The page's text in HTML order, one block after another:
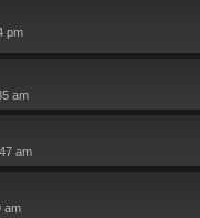
pm
am
am
am